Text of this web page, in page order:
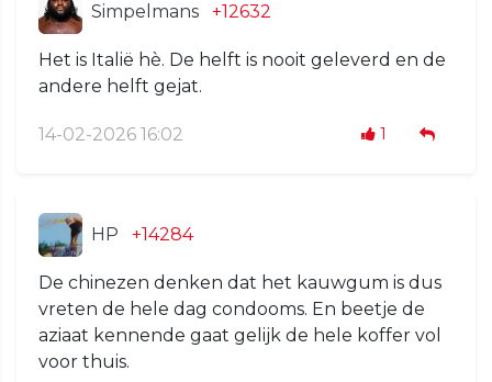
Simpelmans +12632
Het is Italië hè. De helft is nooit geleverd en de
andere helft gejat.
14-02-2026 16:02 1
HP +14284
De chinezen denken dat het kauwgum is dus
vreten de hele dag condooms. En beetje de
aziaat kennende gaat gelijk de hele koffer vol
voor thuis.